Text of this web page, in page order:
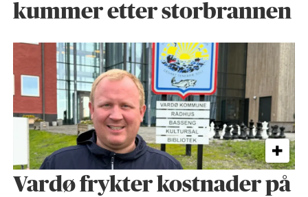
kummer etter storbrannen
Vardø frykter kostnader på